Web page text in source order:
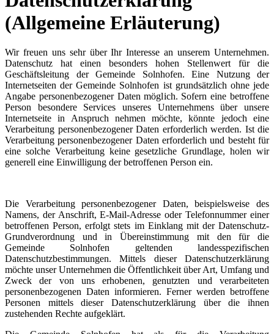
(Allgemeine Erläuterung)
Wir freuen uns sehr über Ihr Interesse an unserem Unternehmen.
Datenschutz hat einen besonders hohen Stellenwert für die
Geschäftsleitung der Gemeinde Solnhofen. Eine Nutzung der
Internetseiten der Gemeinde Solnhofen ist grundsätzlich ohne jede
Angabe personenbezogener Daten möglich. Sofern eine betroffene
Person besondere Services unseres Unternehmens über unsere
Internetseite in Anspruch nehmen möchte, könnte jedoch eine
Verarbeitung personenbezogener Daten erforderlich werden. Ist die
Verarbeitung personenbezogener Daten erforderlich und besteht für
eine solche Verarbeitung keine gesetzliche Grundlage, holen wir
generell eine Einwilligung der betroffenen Person ein.
Die Verarbeitung personenbezogener Daten, beispielsweise des
Namens, der Anschrift, E-Mail-Adresse oder Telefonnummer einer
betroffenen Person, erfolgt stets im Einklang mit der Datenschutz-
Grundverordnung und in Übereinstimmung mit den für die
Gemeinde Solnhofen geltenden landesspezifischen
Datenschutzbestimmungen. Mittels dieser Datenschutzerklärung
möchte unser Unternehmen die Öffentlichkeit über Art, Umfang und
Zweck der von uns erhobenen, genutzten und verarbeiteten
personenbezogenen Daten informieren. Ferner werden betroffene
Personen mittels dieser Datenschutzerklärung über die ihnen
zustehenden Rechte aufgeklärt.